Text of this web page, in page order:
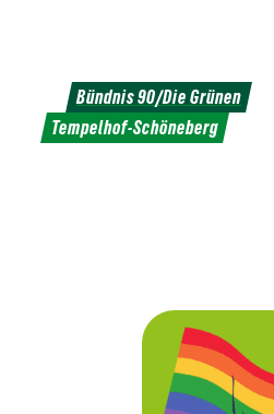
Bündnis 90/Die Grünen
Tempelhof-Schöneberg